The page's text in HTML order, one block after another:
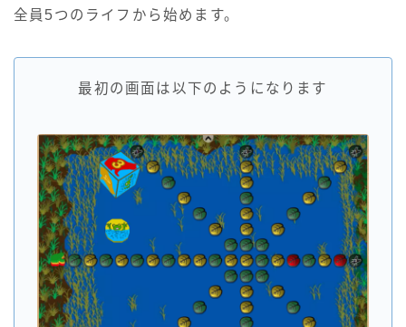
全員5つのライフから始めます。
最初の画面は以下のようになります